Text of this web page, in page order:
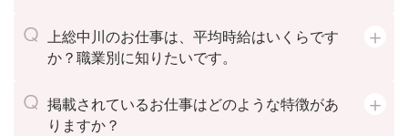
上総中川のお仕事は、平均時給はいくらです
か？職業別に知りたいです。
掲載されているお仕事はどのような特徴があ
りますか？